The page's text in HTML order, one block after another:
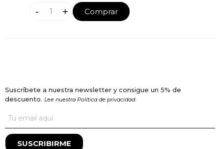
- + Comprar
Suscríbete a nuestra newsletter y consigue un 5% de
descuento. Lee nuestra Política de privacidad.
SUSCRIBIRME